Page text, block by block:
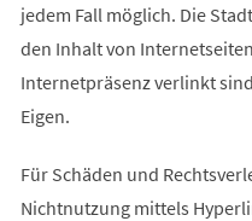
jedem Fall möglich. Die
den Inhalt von
Internetpräsenz verlinkt
Eigen.
Für Schäden und
Nichtnutzung mittels